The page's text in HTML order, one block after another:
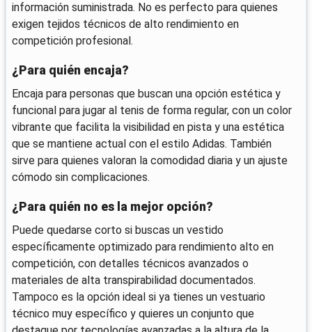
información suministrada. No es perfecto para quienes
exigen tejidos técnicos de alto rendimiento en
competición profesional.
¿Para quién encaja?
Encaja para personas que buscan una opción estética y
funcional para jugar al tenis de forma regular, con un color
vibrante que facilita la visibilidad en pista y una estética
que se mantiene actual con el estilo Adidas. También
sirve para quienes valoran la comodidad diaria y un ajuste
cómodo sin complicaciones.
¿Para quién no es la mejor opción?
Puede quedarse corto si buscas un vestido
específicamente optimizado para rendimiento alto en
competición, con detalles técnicos avanzados o
materiales de alta transpirabilidad documentados.
Tampoco es la opción ideal si ya tienes un vestuario
técnico muy específico y quieres un conjunto que